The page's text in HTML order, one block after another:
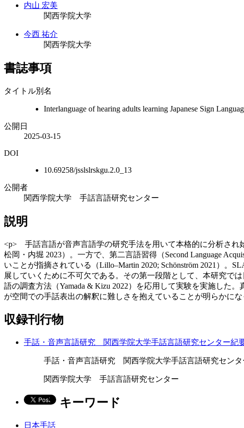
内山 宏美
関西学院大学
今西 祐介
関西学院大学
書誌事項
タイトル別名
Interlanguage of hearing adults learning Japanese Sign
公開日
2025-03-15
DOI
10.69258/jsslslrskgu.2.0_13
公開者
関西学院大学 手話言語研究センター
説明
<p> 手話言語が音声言語学の研究手法を用いて本格的に分析され
松岡・内堀 2023）。一方で、第二言語習得（Second Language
いことが指摘されている（Lillo‒Martin 2020; Schönström 2021）
展していくために不可欠である。その第一段階として、本研究で
語の調査方法（Yamada & Kizu 2022）を応用して実験を実施した
が空間での手話表出の解釈に難しさを抱えていることが明らかにな
収録刊行物
手話・音声言語研究 関西学院大学手話言語研究センター紀
手話・音声言語研究 関西学院大学手話言語研究センタ
関西学院大学 手話言語研究センター
キーワード
日本手話